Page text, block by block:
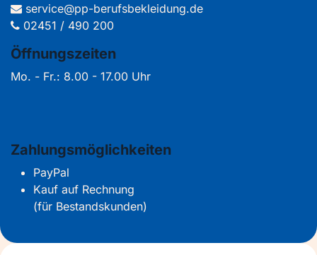
service@pp-berufsbekleidung.de
02451 / 490 200
Öffnungszeiten
Mo. - Fr.: 8.00 - 17.00 Uhr
Zahlungsmöglichkeiten
PayPal
Kauf auf Rechnung
(für Bestandskunden)